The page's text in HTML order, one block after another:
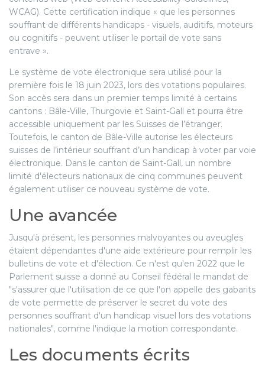
WCAG). Cette certification indique « que les personnes
souffrant de différents handicaps - visuels, auditifs, moteurs
ou cognitifs - peuvent utiliser le portail de vote sans
entrave ».
Le système de vote électronique sera utilisé pour la
première fois le 18 juin 2023, lors des votations populaires.
Son accès sera dans un premier temps limité à certains
cantons : Bâle-Ville, Thurgovie et Saint-Gall et pourra être
accessible uniquement par les Suisses de l’étranger.
Toutefois, le canton de Bâle-Ville autorise les électeurs
suisses de l’intérieur souffrant d’un handicap à voter par voie
électronique. Dans le canton de Saint-Gall, un nombre
limité d'électeurs nationaux de cinq communes peuvent
également utiliser ce nouveau système de vote.
Une avancée
Jusqu'à présent, les personnes malvoyantes ou aveugles
étaient dépendantes d'une aide extérieure pour remplir les
bulletins de vote et d'élection. Ce n'est qu'en 2022 que le
Parlement suisse a donné au Conseil fédéral le mandat de
"s'assurer que l'utilisation de ce que l'on appelle des gabarits
de vote permette de préserver le secret du vote des
personnes souffrant d'un handicap visuel lors des votations
nationales", comme l'indique la motion correspondante.
Les documents écrits